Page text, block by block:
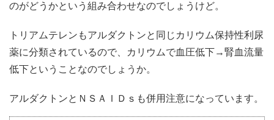
のがどうかという組み合わせなのでしょうけど。
トリアムテレンもアルダクトンと同じカリウム保持性利尿
薬に分類されているので、カリウムで血圧低下→腎血流量
低下ということなのでしょうか。
アルダクトンとＮＳＡＩＤｓも併用注意になっています。